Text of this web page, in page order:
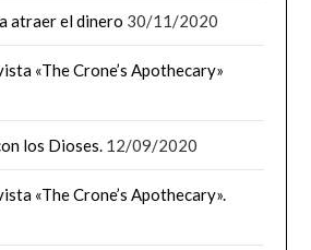
atraer el dinero 30/11/2020
«The Crone’s Apothecary»
los Dioses. 12/09/2020
«The Crone’s Apothecary».